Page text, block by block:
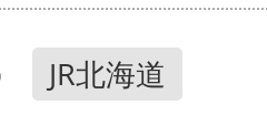
JR北海道